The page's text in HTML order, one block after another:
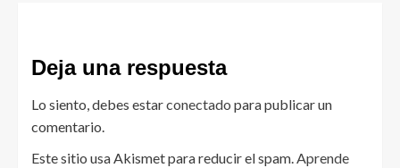
Deja una respuesta
Lo siento, debes estarconectado para publicar un
comentario.
Este sitio usa Akismet para reducir el spam.Aprende